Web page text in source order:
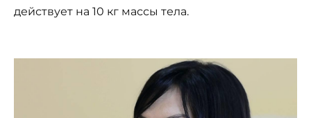
действует на 10 кг массы тела.